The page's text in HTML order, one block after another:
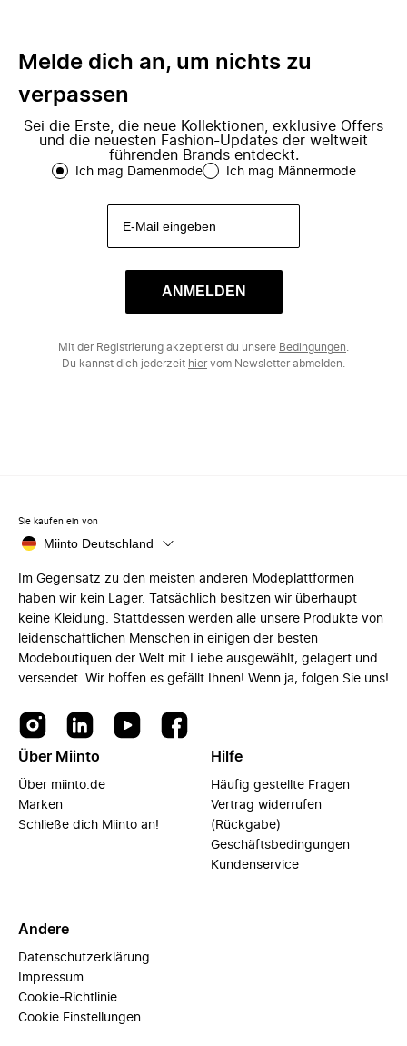
Melde dich an, um nichts zu
verpassen
Sei die Erste, die neue Kollektionen, exklusive Offers
und die neuesten Fashion-Updates der weltweit
führenden Brands entdeckt.
Ich mag Damenmode Ich mag Männermode
ANMELDEN
Mit der Registrierung akzeptierst du unsere Bedingungen
Du kannst dich jederzeit hiervom Newsletter abmelden.
Sie kaufen ein von
Miinto Deutschland
Im Gegensatz zu den meisten anderen Modeplattformen
haben wir kein Lager. Tatsächlich besitzen wir überhaupt
keine Kleidung. Stattdessen werden alle unsere Produkte von
leidenschaftlichen Menschen in einigen der besten
Modeboutiquen der Welt mit Liebe ausgewählt, gelagert und
versendet. Wir hoffen es gefällt Ihnen! Wenn ja, folgen Sie uns!
Über Miinto
Über miinto.de
Marken
Schließe dich Miinto an!
Hilfe
Häufig gestellte Fragen
Vertrag widerrufen
(Rückgabe)
Geschäftsbedingungen
Kundenservice
Andere
Datenschutzerklärung
Impressum
Cookie-Richtlinie
Cookie Einstellungen